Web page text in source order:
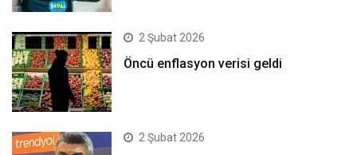
2 Şubat 2026
Öncü enflasyon verisi geldi
2 Şubat 2026